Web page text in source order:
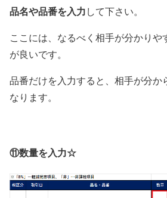
品名や品番を入力して下さい。
ここには、なるべく相手が分かりや
が良いです。
品番だけを入力すると、相手が分か
なります。
⑪数量を入力☆